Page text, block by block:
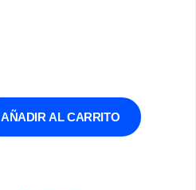
AÑADIR AL CARRITO